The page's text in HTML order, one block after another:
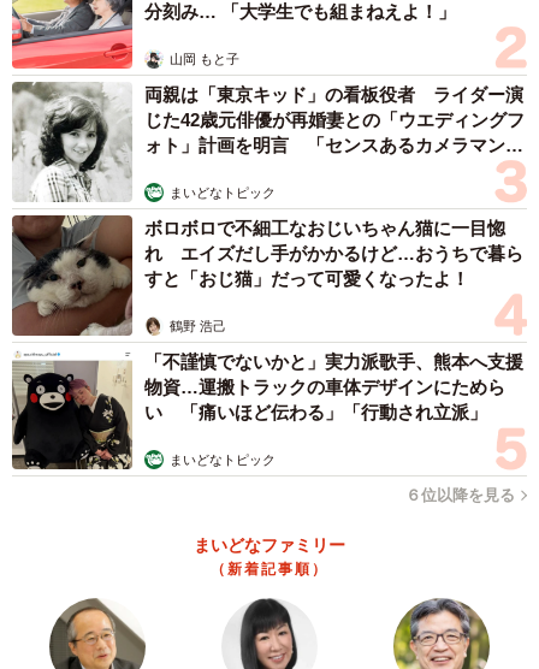
分刻み… 「大学生でも組まねえよ！」
山岡 もと子
両親は「東京キッド」の看板役者 ライダー演
じた42歳元俳優が再婚妻との「ウエディングフ
ォト」計画を明言 「センスあるカメラマン求
まいどなトピック
ボロボロで不細工なおじいちゃん猫に一目惚
れ エイズだし手がかかるけど…おうちで暮ら
すと「おじ猫」だって可愛くなったよ！
鶴野 浩己
「不謹慎でないかと」実力派歌手、熊本へ支援
物資…運搬トラックの車体デザインにためら
い 「痛いほど伝わる」「行動され立派」
まいどなトピック
６位以降を見る
まいどなファミリー
（新着記事順）